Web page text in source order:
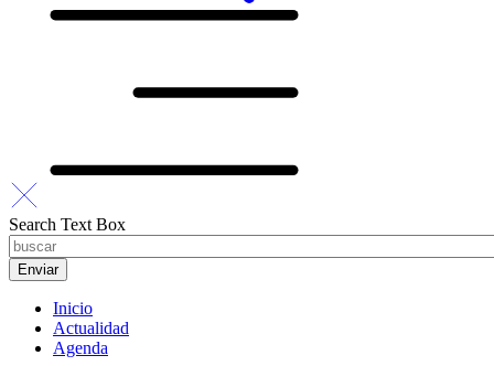
Search Text Box
Inicio
Actualidad
Agenda